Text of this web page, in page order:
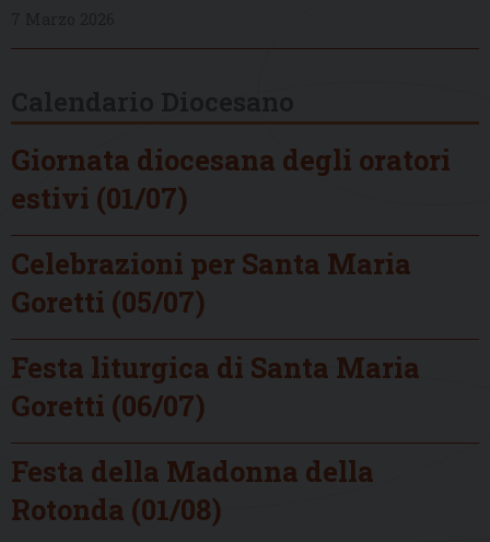
Giornata diocesana degli oratori
estivi (01/07)
Celebrazioni per Santa Maria
Goretti (05/07)
Festa liturgica di Santa Maria
Goretti (06/07)
Festa della Madonna della
Rotonda (01/08)